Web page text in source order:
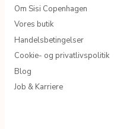
Om Sisi Copenhagen
Vores butik
Handelsbetingelser
Cookie- og privatlivspolitik
Blog
Job & Karriere